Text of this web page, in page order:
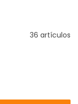
36 artículos